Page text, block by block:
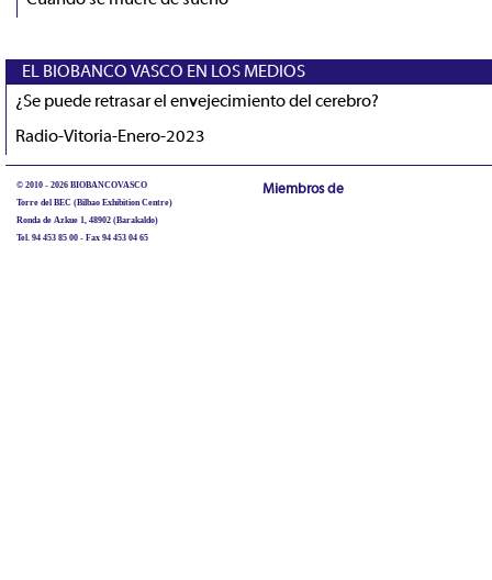
EL BIOBANCO VASCO EN LOS MEDIOS
¿Se puede retrasar el envejecimiento del cerebro?
Radio-Vitoria-Enero-2023
© 2010 - 2026 BIOBANCOVASCO
Torre del BEC (Bilbao Exhibition Centre)
Ronda de Azkue 1, 48902 (Barakaldo)
Tel. 94 453 85 00 - Fax 94 453 04 65
Miembros de